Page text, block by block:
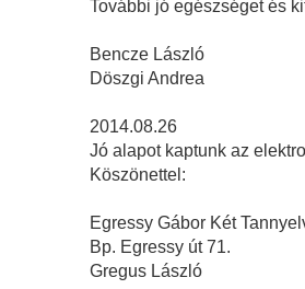
További jó egészséget és
Bencze László
Döszgi Andrea
2014.08.26
Jó alapot kaptunk az
Köszönettel:
Egressy Gábor Két
Bp. Egressy út 71.
Gregus László